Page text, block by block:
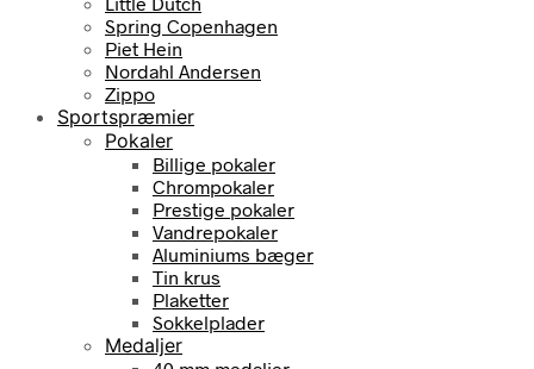
Spring Copenhagen
Piet Hein
Nordahl Andersen
Zippo
Sportspræmier
Pokaler
Billige pokaler
Chrompokaler
Prestige pokaler
Vandrepokaler
Aluminiums bæger
Tin krus
Plaketter
Sokkelplader
Medaljer